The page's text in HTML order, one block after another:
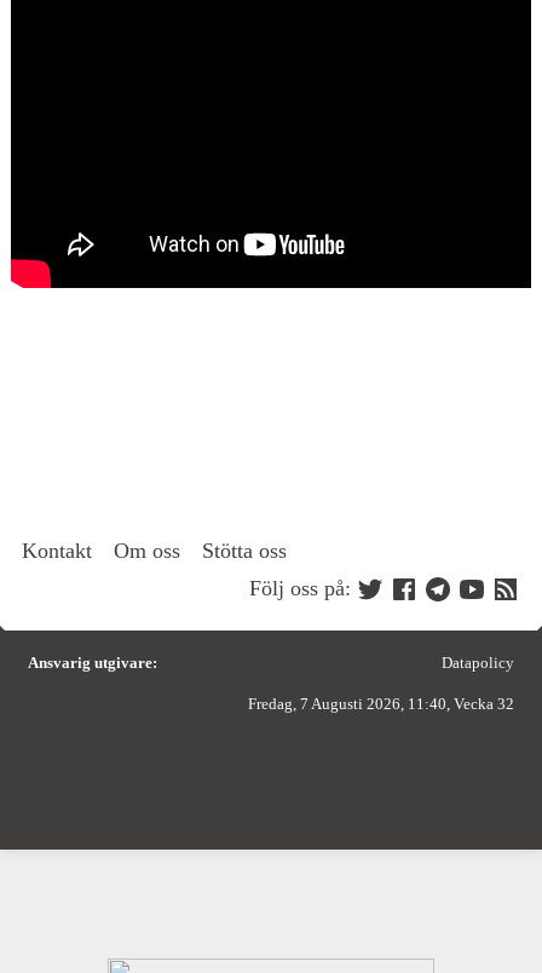
Kontakt Om oss
Stötta oss
Följ oss på:
Ansvarig utgivare: Datapolicy
Fredag, 7 Augusti 2026, 11:40, Vecka 32